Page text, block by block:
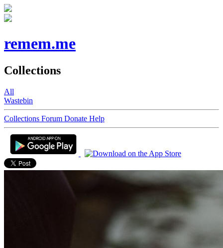
remem.me
Collections
All
Wastebin
Collections Forum Donate Help